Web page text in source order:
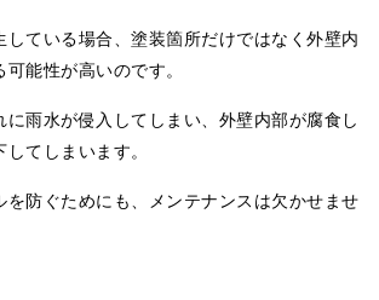
している場合、塗装箇所だけではなく外壁内
能性が高いのです。
に雨水が侵入してしまい、外壁内部が腐食し
てしまいます。
を防ぐためにも、メンテナンスは欠かせませ